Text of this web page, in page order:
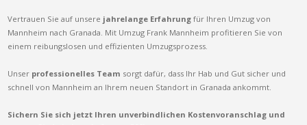
Vertrauen Sie auf unsere jahrelange Erfahrung für Ihren Umzug von
Mannheim nach Granada. Mit Umzug Frank Mannheim profitieren Sie von
einem reibungslosen und effizienten Umzugsprozess.
Unser professionelles Team sorgt dafür, dass Ihr Hab und Gut sicher und
schnell von Mannheim an Ihrem neuen Standort in Granada ankommt.
Sichern Sie sich jetzt Ihren unverbindlichen Kostenvoranschlag und